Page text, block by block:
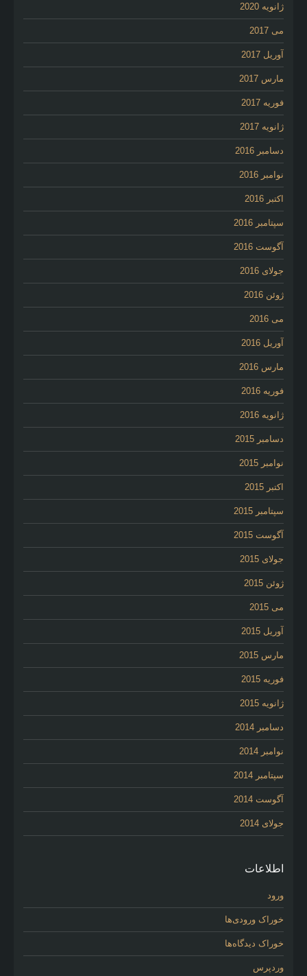
ژانویه 2020
می 2017
آوریل 2017
مارس 2017
فوریه 2017
ژانویه 2017
دسامبر 2016
نوامبر 2016
اکتبر 2016
سپتامبر 2016
آگوست 2016
جولای 2016
ژوئن 2016
می 2016
آوریل 2016
مارس 2016
فوریه 2016
ژانویه 2016
دسامبر 2015
نوامبر 2015
اکتبر 2015
سپتامبر 2015
آگوست 2015
جولای 2015
ژوئن 2015
می 2015
آوریل 2015
مارس 2015
فوریه 2015
ژانویه 2015
دسامبر 2014
نوامبر 2014
سپتامبر 2014
آگوست 2014
جولای 2014
اطلاعات
ورود
خوراک ورودی‌ها
خوراک دیدگاه‌ها
وردپرس